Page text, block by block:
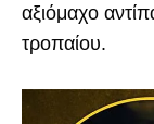
αξιόμαχο
τροπαίου.